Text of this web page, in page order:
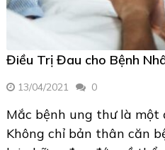
Điều Trị Đau cho Bệnh
13/04/2021 0
Mắc bệnh ung thư là một
Không chỉ bản thân căn